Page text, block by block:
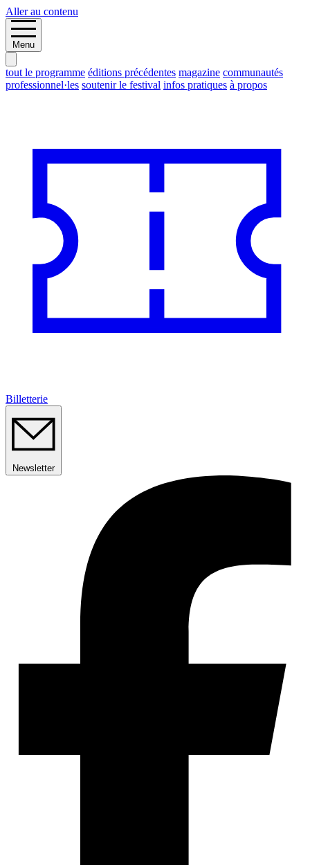
Aller au contenu
Menu
tout le programme éditions précédentes magazine communautés
professionnel·les soutenir le festival infos pratiques à propos
Billetterie
Newsletter